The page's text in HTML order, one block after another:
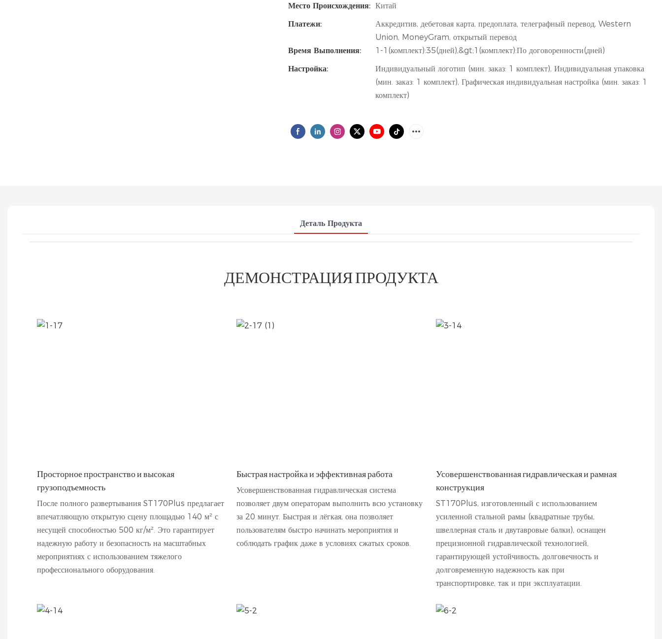
Место Происхождения: Китай
Платежи:
Аккредитив, дебетовая карта, предоплата, телеграфный перевод, Western
Union, MoneyGram, открытый перевод
Время Выполнения:
1-1(комплект):35(дней),&gt;1(комплект):По договоренности(дней)
Настройка:
Индивидуальный логотип (мин. заказ: 1 комплект), Индивидуальная упаковка
(мин. заказ: 1 комплект), Графическая индивидуальная настройка (мин. заказ: 1
комплект)
Деталь Продукта
ДЕМОНСТРАЦИЯ ПРОДУКТА
Просторное пространство и высокая
грузоподъемность
После полного развертывания ST170Plus предлагает
впечатляющую открытую сцену площадью 140 м² с
несущей способностью 500 кг/м². Это гарантирует
надежную работу и безопасность на масштабных
мероприятиях с использованием тяжелого
профессионального оборудования.
Быстрая настройка и эффективная работа
Усовершенствованная гидравлическая система
позволяет двум операторам выполнить всю установку
за 20 минут. Быстрая и лёгкая, она позволяет
пользователям быстро начинать мероприятия и
соблюдать график даже в условиях сжатых сроков.
Усовершенствованная гидравлическая и рамная
конструкция
ST170Plus, изготовленный с использованием
усиленной стальной рамы (квадратные трубы,
швеллерная сталь и двутавровые балки), оснащен
прецизионной гидравлической технологией,
гарантирующей устойчивость, долговечность и
долговременную надежность как при
транспортировке, так и при эксплуатации.